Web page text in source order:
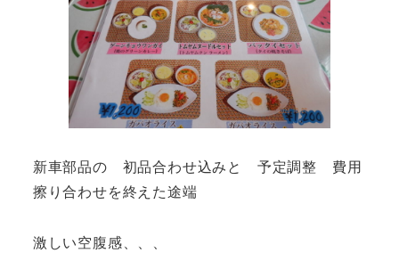
新車部品の 初品合わせ込みと 予定調整 費用
擦り合わせを終えた途端
激しい空腹感、、、